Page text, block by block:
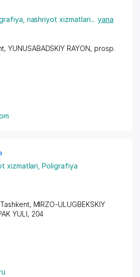
nashriyot xizmatlari... yana
YUNUSABADSKIY RAYON, prosp.
xizmatlari ,Poligrafiya
MIRZO-ULUGBEKSKIY
YULI, 204